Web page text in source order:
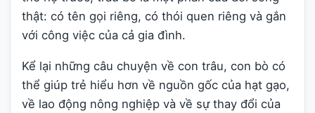
thật: có tên gọi riêng, có thói quen riêng và gắn
với công việc của cả gia đình.
Kể lại những câu chuyện về con trâu, con bò có
thể giúp trẻ hiểu hơn về nguồn gốc của hạt gạo,
về lao động nông nghiệp và về sự thay đổi của